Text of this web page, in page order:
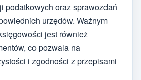
podatkowych oraz sprawozdań
urzędów. Ważnym
jest również
co pozwala na
i zgodności z przepisami